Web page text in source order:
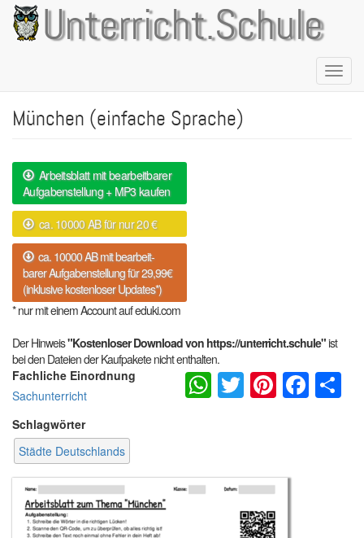
Direkt
zum
Inhalt
Unterricht.Schule
München (einfache Sprache)
Arbeitsblatt mit bearbeitbarer
Aufgabenstellung + MP3 kaufen
ca. 10000 AB für nur 20 €
ca. 10000 AB mit bearbeit-
barer Aufgabenstellung für 29,99€
(inklusive kostenloser Updates*)
* nur mit einem Account auf eduki.com
Der Hinweis"Kostenloser Download von https://unterricht.schule"ist
bei den Dateien der Kaufpakete nicht enthalten.
Fachliche Einordnung
Sachunterricht
Schlagwörter
Städte Deutschlands
WhatsApp
Twitter